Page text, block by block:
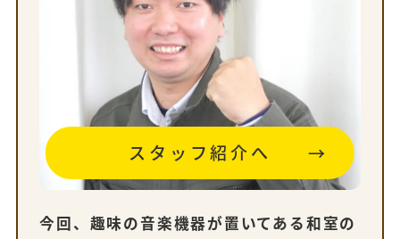
スタッフ紹介へ
今回、趣味の音楽機器が置いてある和室の